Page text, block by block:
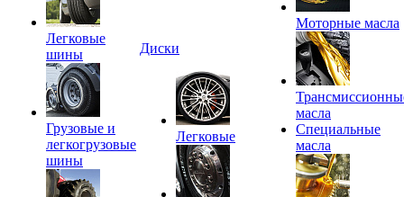
Легковые
шины
Грузовые и
легкогрузовые
шины
Диски
Легковые
Моторные масла
масла
Специальные
масла